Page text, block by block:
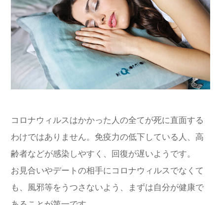
コロナウィルスはかかった人の全てが死に直面する
わけではありません。免疫力の低下している人、高
齢者などが感染しやすく、回復が遅いようです。
お見合いやデートの相手にコロナウィルスでなくて
も、風邪等をうつさないよう、まずは自分が健康で